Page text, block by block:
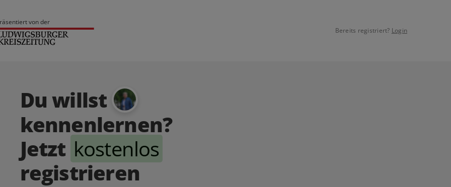
von der
Bereits registriert? Login
Du willst
kennenlernen?
Jetzt kostenlos
registrieren